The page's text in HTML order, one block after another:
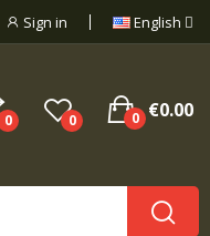
Sign in English
0 0 €0.00
0